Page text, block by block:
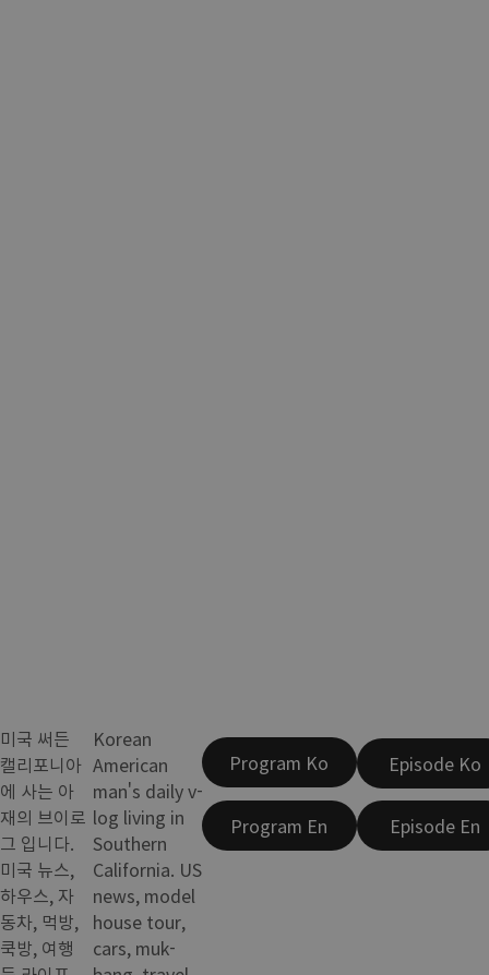
미국 써든
캘리포니아
에 사는 아
재의 브이로
그 입니다.
미국 뉴스,
하우스, 자
동차, 먹방,
쿡방, 여행
Korean
American
man's daily v-
log living in
Southern
California. US
news, model
house tour,
cars, muk-
Program Ko
Program En
Episode Ko
Episode En